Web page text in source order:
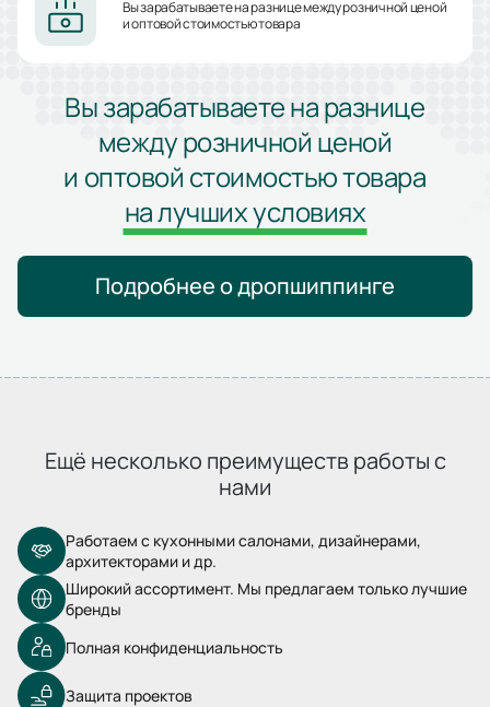
Вы зарабатываете на разнице между розничной ценой
и оптовой стоимостью товара
Вы зарабатываете на разнице
между розничной ценой
и оптовой стоимостью товара
на лучших условиях
Подробнее о дропшиппинге
Ещё несколько преимуществ работы с
нами
Работаем с кухонными салонами, дизайнерами,
архитекторами и др.
Широкий ассортимент. Мы предлагаем только лучшие
бренды
Полная конфиденциальность
Защита проектов